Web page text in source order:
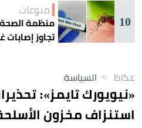
10
منوعات
منظمة الصحة
تجاوز إصابات غرب
عكاظ > السياسة
«نيويورك تايمز»:
استنزاف مخزون